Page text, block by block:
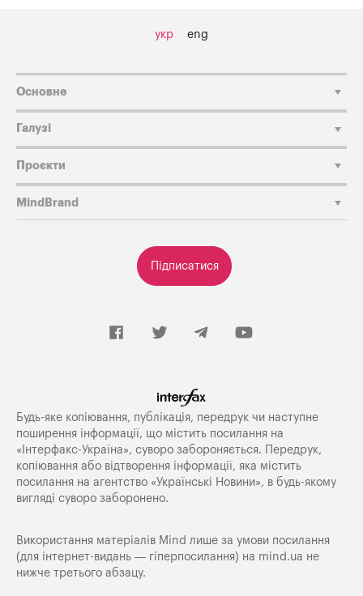
укр eng
Підписатися
Основне
Галузі
Проєкти
MindBrand
Будь-яке копiювання, публiкацiя, передрук чи наступне
поширення iнформацiї, що мiстить посилання на
«Iнтерфакс-Україна», суворо забороняється. Передрук,
копіювання або відтворення інформації, яка містить
посилання на агентство «Українські Новини», в будь-якому
вигляді суворо заборонено.
Використання матеріалів Mind лише за умови посилання
(для інтернет-видань — гіперпосилання) на mind.ua не
нижче третього абзацу.